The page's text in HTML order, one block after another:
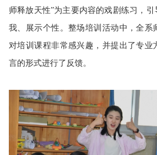
师释放天性”为主要内容的戏剧练习，
我、展示个性。整场培训活动中，全系
对培训课程非常感兴趣，并提出了专业
言的形式进行了反馈。